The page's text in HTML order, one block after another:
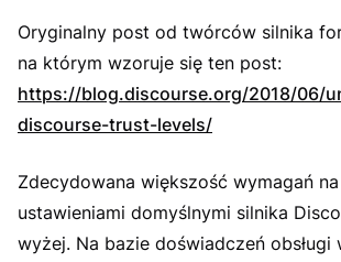
Oryginalny post od twórców silnika
na którym wzoruje się ten post:
https://blog.discourse.org/2018/06/
discourse-trust-levels/
Zdecydowana większość wymagań
ustawieniami domyślnymi silnika
wyżej. Na bazie doświadczeń obsługi